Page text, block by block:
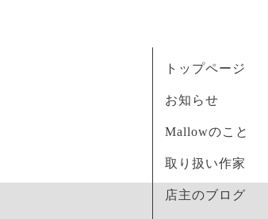
トップページ
お知らせ
Mallowのこと
取り扱い作家
店主のブログ